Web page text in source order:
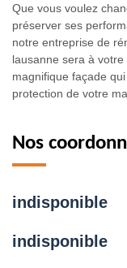
Que vous voulez
préserver ses
notre entreprise de
lausanne sera à
magnifique façade
protection de votre
Nos
indisponible
indisponible